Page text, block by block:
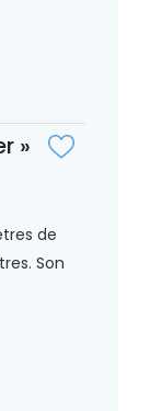
»
de
Son